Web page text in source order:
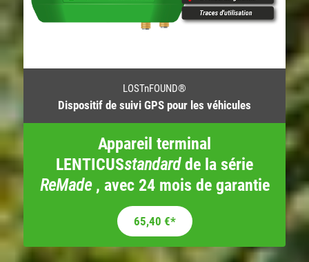
LOSTnFOUND®
Dispositif de suivi GPS pour les véhicules
Appareil terminal
LENTICUSstandardde la série
ReMade, avec 24 mois de garantie
Le prix initial était : 109,00 €.
65,40 €Le prix actuel est : 65,40 €.
*